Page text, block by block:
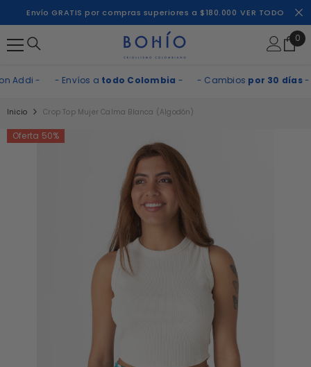
SALTAR AL CONTENIDO
Envío GRATIS por compras superiores a $180.000 VER TODO
0
0
- - Envíos a todo Colombia- - Cambiospor 30 días-
Inicio Crop Top Mujer Calma Blanca (Algodón)
Oferta 50%